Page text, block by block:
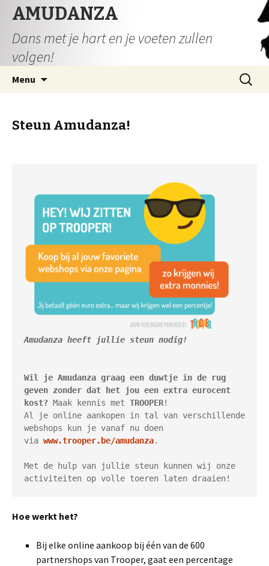
AMUDANZA
Dans met je hart en je voeten zullen
volgen!
Menu
Zoeken
naar:
Steun Amudanza!
Wil je Amudanza graag een duwtje in de rug
geven zonder dat het jou een extra eurocent
kost? Maak kennis met TROOPER!
Al je online aankopen in tal van verschillende
webshops kun je vanaf nu doen
via www.trooper.be/amudanza.
Met de hulp van jullie steun kunnen wij onze
activiteiten op volle toeren laten draaien!
Hoe werkt het?
Bij elke online aankoop bij één van de 600
partnershops van Trooper, gaat een percentage